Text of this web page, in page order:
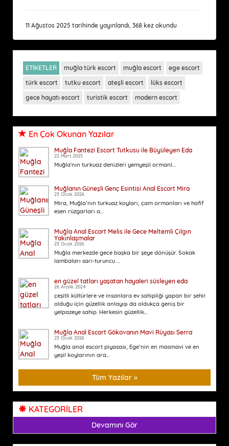
11 Ağustos 2025 tarihinde yayınlandı, 368 kez okundu
ETİKETLER muğla türk escort muğla escort
ege escort
türk escort
tutku escort ateşli escort
lüks escort
gece hayatı escort
turistik escort modern escort
En Çok Okunan Yazılar
Muğla Fantezi Escort Tutkusu ile Büyüleyen Eda
22 Mart 2025
Muğla'nın turkuaz denizleri yemyeşil ormanl...
Muğlanın Güneşli Genç Esintisi Anal Escort Mira
23 Ocak 2026
Mira, Muğla’nın turkuaz koyları, çam ormanları ve hafif
esen rüzgarları a...
Muğla Anal Escort Melis ile Gece Meltemli Çılgın
Yakınlaşmalar
23 Ocak 2026
Muğla merkezde gece başka bir şeye dönüşür. Sokak
lambaları sarı-turuncu ...
en güzel tatları yaşatan hayaleri süsleyen eda
26 Aralık 2024
çeşitli kültürlere ve insanlara ev sahipliği yapan bir şehir
olduğu için güzellik anlayışı da oldukça geniş bir
yelpazeye sahip. Herkesin güzellik...
Muğla Anal Escort Gökovanın Mavi Rüyası Serra
23 Ocak 2026
Muğla anal escort piyasası, Ege’nin en masmavi ve en
yeşil koylarının ara...
Tüm Yazılar »
KATEGORİLER
Devamını Gör